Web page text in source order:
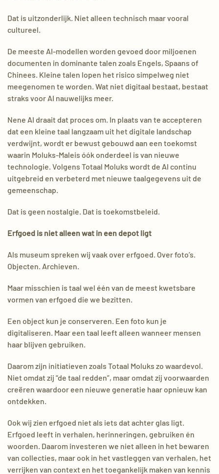
Dat is uitzonderlijk. Niet alleen technisch maar vooral
cultureel.
De meeste AI-modellen worden gevoed door miljoenen
documenten in dominante talen zoals Engels, Spaans of
Chinees. Kleine talen lopen het risico simpelweg niet
meegenomen te worden. Wat niet digitaal bestaat, bestaat
straks voor AI nauwelijks meer.
Nene AI draait dat proces om. In plaats van te accepteren
dat een kleine taal langzaam uit het digitale landschap
verdwijnt, wordt er bewust gebouwd aan een toekomst
waarin Moluks-Maleis óók onderdeel is van nieuwe
technologie. Volgens Totaal Moluks wordt de AI continu
uitgebreid en verbeterd met nieuwe taalgegevens uit de
gemeenschap.
Dat is geen nostalgie. Dat is toekomstbeleid.
Erfgoed is niet alleen wat in een depot ligt
Als museum spreken wij vaak over erfgoed. Over foto’s.
Objecten. Archieven.
Maar misschien is taal wel één van de meest kwetsbare
vormen van erfgoed die we bezitten.
Een object kun je conserveren. Een foto kun je
digitaliseren. Maar een taal leeft alleen wanneer mensen
haar blijven gebruiken.
Daarom zijn initiatieven zoals Totaal Moluks zo waardevol.
Niet omdat zij “de taal redden”, maar omdat zij voorwaarden
creëren waardoor een nieuwe generatie haar opnieuw kan
ontdekken.
Ook wij zien erfgoed niet als iets dat achter glas ligt.
Erfgoed leeft in verhalen, herinneringen, gebruiken én
woorden. Daarom investeren we niet alleen in het bewaren
van collecties, maar ook in het vastleggen van verhalen, het
verrijken van context en het toegankelijk maken van kennis